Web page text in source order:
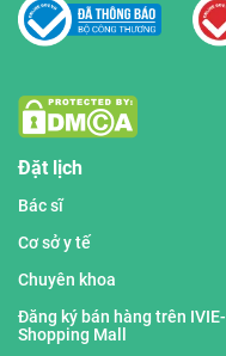
Đặt lịch
Bác sĩ
Cơ sở y tế
Chuyên khoa
Đăng ký bán hàng trên IVIE-
Shopping Mall